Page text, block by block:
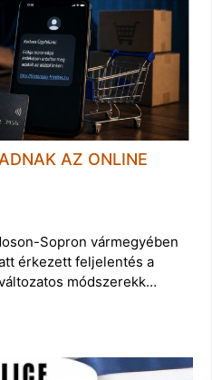
AZ ONLINE
Sopron vármegyében
érkezett feljelentés a
módszerekk…